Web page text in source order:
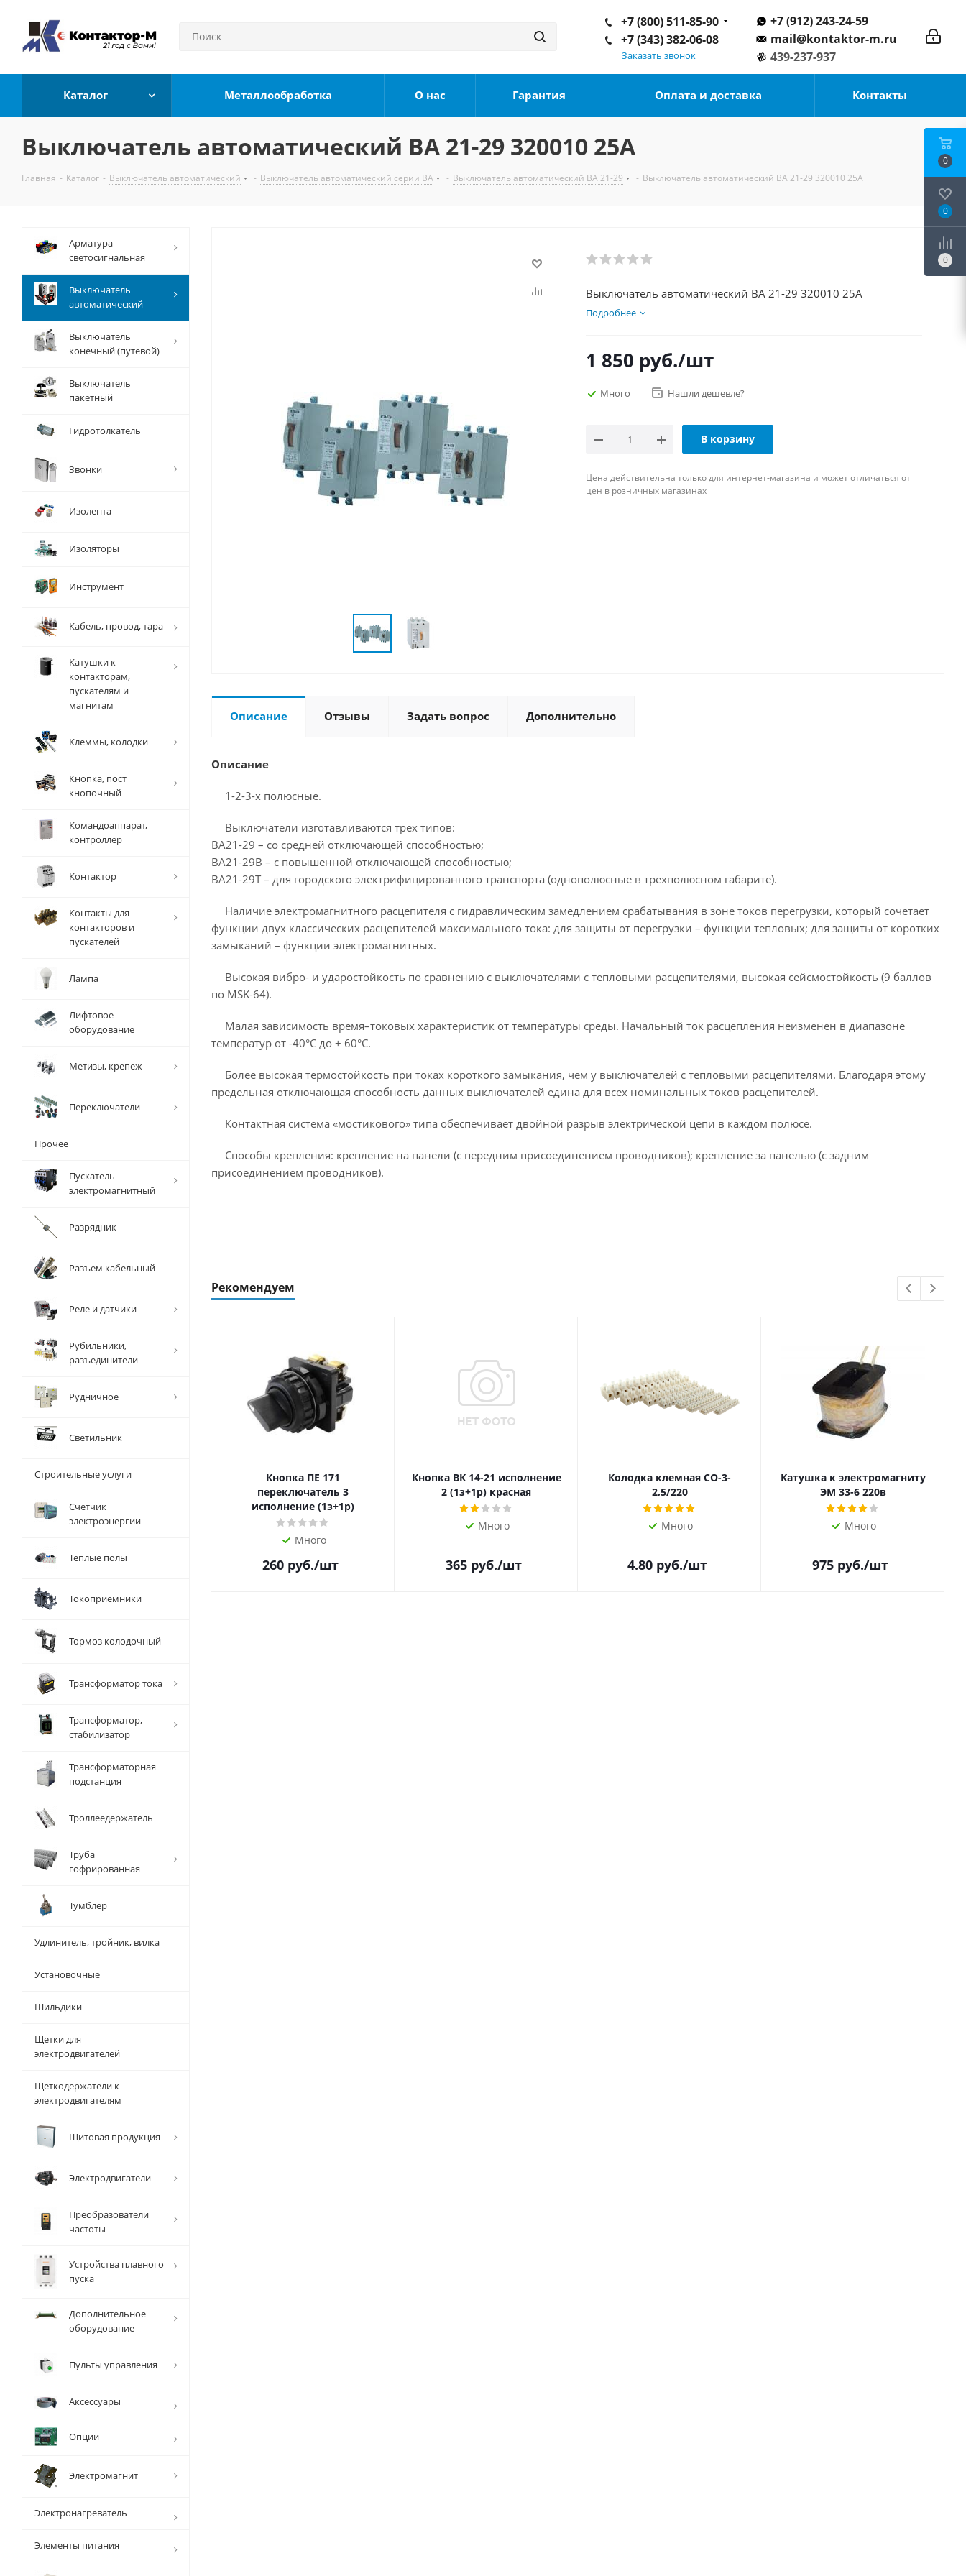
+7 (912) 243-24-59
mail@kontaktor-m.ru
439-237-937
+7 (800) 511-85-90
+7 (343) 382-06-08
Заказать звонок
Каталог Металлообработка О нас Гарантия Оплата и доставка Контакты
Выключатель автоматический ВА 21-29 320010 25А
Главная - Каталог - Выключатель автоматический - Выключатель автоматический серии ВА - Выключатель автоматический ВА 21-29 - Выключатель автоматический ВА 21-29 320010 25А
Выключатель автоматический ВА 21-29 320010 25А
Подробнее
1 850 руб./шт
Много Нашли дешевле?
В корзину
Цена действительна только для интернет-магазина и может отличаться от
цен в розничных магазинах
Описание Отзывы Задать вопрос Дополнительно
Описание
1-2-3-х полюсные.
Выключатели изготавливаются трех типов:
ВА21-29 – со средней отключающей способностью;
ВА21-29В – с повышенной отключающей способностью;
ВА21-29Т – для городского электрифицированного транспорта (однополюсные в трехполюсном габарите).
Наличие электромагнитного расцепителя с гидравлическим замедлением срабатывания в зоне токов перегрузки, который сочетает
функции двух классических расцепителей максимального тока: для защиты от перегрузки – функции тепловых; для защиты от коротких
замыканий – функции электромагнитных.
Высокая вибро- и ударостойкость по сравнению с выключателями с тепловыми расцепителями, высокая сейсмостойкость (9 баллов
по MSK-64).
Малая зависимость время–токовых характеристик от температуры среды. Начальный ток расцепления неизменен в диапазоне
температур от -40°С до + 60°С.
Более высокая термостойкость при токах короткого замыкания, чем у выключателей с тепловыми расцепителями. Благодаря этому
предельная отключающая способность данных выключателей едина для всех номинальных токов расцепителей.
Контактная система «мостикового» типа обеспечивает двойной разрыв электрической цепи в каждом полюсе.
Способы крепления: крепление на панели (с передним присоединением проводников); крепление за панелью (с задним
присоединением проводников).
Рекомендуем
Кнопка ПЕ 171
переключатель 3
исполнение (1з+1р)
Много
260 руб./шт
Кнопка ВК 14-21 исполнение
2 (1з+1р) красная
Много
365 руб./шт
Колодка клемная СО-3-
2,5/220
Много
4.80руб./шт
Катушка к электромагниту
ЭМ 33-6 220в
Много
975 руб./шт
Арматура
светосигнальная
Выключатель
автоматический
Выключатель
конечный (путевой)
Выключатель
пакетный
Гидротолкатель
Звонки
Изолента
Изоляторы
Инструмент
Кабель, провод, тара
Катушки к
контакторам,
пускателям и
магнитам
Клеммы, колодки
Кнопка, пост
кнопочный
Командоаппарат,
контроллер
Контактор
Контакты для
контакторов и
пускателей
Лампа
Лифтовое
оборудование
Метизы, крепеж
Переключатели
Прочее
Пускатель
электромагнитный
Разрядник
Разъем кабельный
Реле и датчики
Рубильники,
разъединители
Рудничное
Светильник
Строительные услуги
Счетчик
электроэнергии
Теплые полы
Токоприемники
Тормоз колодочный
Трансформатор тока
Трансформатор,
стабилизатор
Трансформаторная
подстанция
Троллеедержатель
Труба
гофрированная
Тумблер
Удлинитель, тройник, вилка
Установочные
Шильдики
Щетки для
электродвигателей
Щеткодержатели к
электродвигателям
Щитовая продукция
Электродвигатели
Преобразователи
частоты
Устройства плавного
пуска
Дополнительное
оборудование
Пульты управления
Аксессуары
Опции
Электромагнит
Электронагреватель
Элементы питания
0
0
0